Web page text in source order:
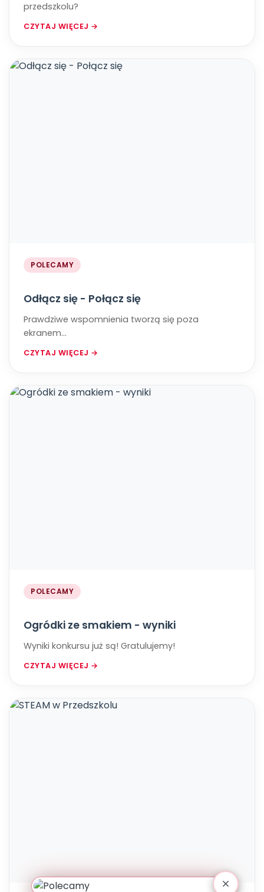
przedszkolu?
CZYTAJ WIĘCEJ →
POLECAMY
Odłącz się - Połącz się
Prawdziwe wspomnienia tworzą się poza
ekranem...
CZYTAJ WIĘCEJ →
POLECAMY
Ogródki ze smakiem - wyniki
Wyniki konkursu już są! Gratulujemy!
CZYTAJ WIĘCEJ →